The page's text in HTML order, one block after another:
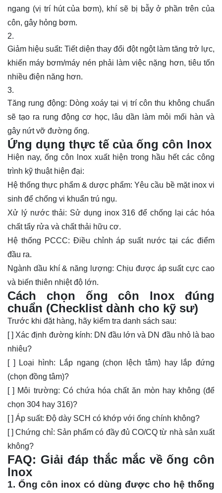
ngang (vị trí hút của bơm), khí sẽ bị bẫy ở phần trên của
côn, gây hỏng bơm.
Giảm hiệu suất: Tiết diện thay đổi đột ngột làm tăng trở lực,
khiến máy bơm/máy nén phải làm việc nặng hơn, tiêu tốn
nhiều điện năng hơn.
Tăng rung động: Dòng xoáy tại vị trí côn thu không chuẩn
sẽ tạo ra rung động cơ học, lâu dần làm mỏi mối hàn và
gây nứt vỡ đường ống.
Ứng dụng thực tế của ống côn lnox
Hiện nay, ống côn lnox xuất hiện trong hầu hết các công
trình kỹ thuật hiện đại:
Hệ thống thực phẩm & dược phẩm: Yêu cầu bề mặt inox vi
sinh để chống vi khuẩn trú ngụ.
Xử lý nước thải: Sử dụng inox 316 để chống lại các hóa
chất tẩy rửa và chất thải hữu cơ.
Hệ thống PCCC: Điều chỉnh áp suất nước tại các điểm
đầu ra.
Ngành dầu khí & năng lượng: Chịu được áp suất cực cao
và biến thiên nhiệt độ lớn.
Cách chọn ống côn lnox đúng
chuẩn (Checklist dành cho kỹ sư)
Trước khi đặt hàng, hãy kiểm tra danh sách sau:
[ ] Xác định đường kính: DN đầu lớn và DN đầu nhỏ là bao
nhiêu?
[ ] Loại hình: Lắp ngang (chọn lệch tâm) hay lắp đứng
(chọn đồng tâm)?
[ ] Môi trường: Có chứa hóa chất ăn mòn hay không (để
chọn 304 hay 316)?
[ ] Áp suất: Độ dày SCH có khớp với ống chính không?
[ ] Chứng chỉ: Sản phẩm có đầy đủ CO/CQ từ nhà sản xuất
không?
FAQ: Giải đáp thắc mắc về ống côn
lnox
1. Ống côn inox có dùng được cho hệ thống